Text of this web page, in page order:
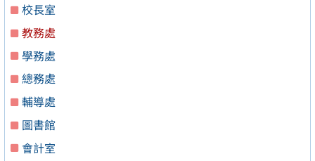
校長室
教務處
學務處
總務處
輔導處
圖書館
會計室